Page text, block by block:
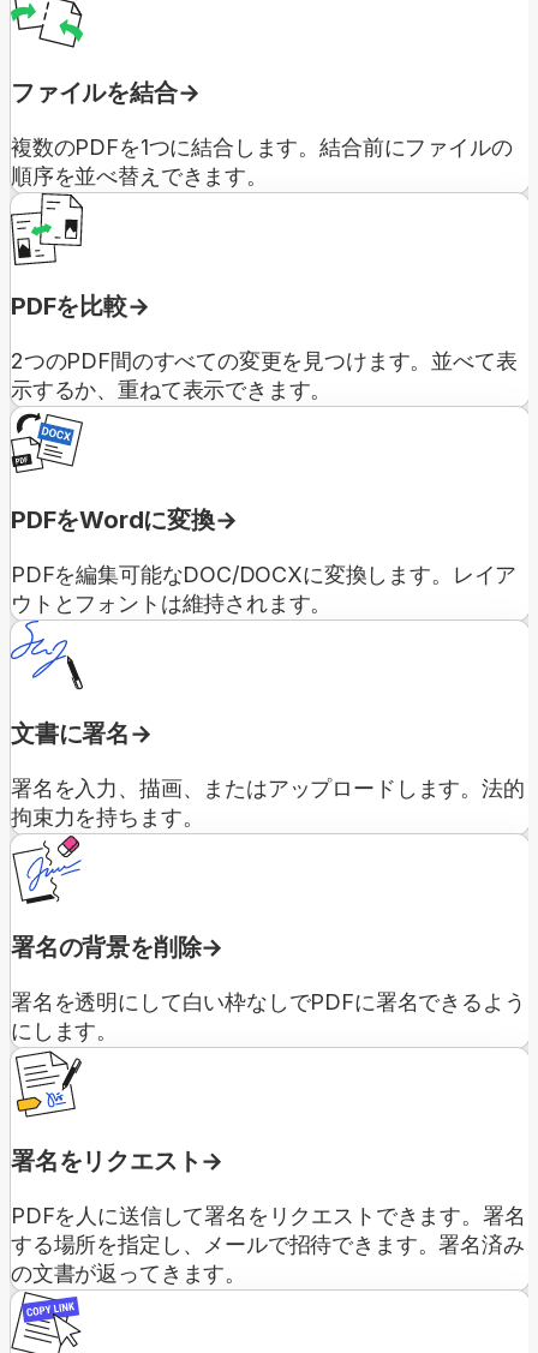
ファイルを結合
複数のPDFを1つに結合します。結合前にファイルの
順序を並べ替えできます。
PDFを比較
2つのPDF間のすべての変更を見つけます。並べて表
示するか、重ねて表示できます。
PDFをWordに変換
PDFを編集可能なDOC/DOCXに変換します。レイア
ウトとフォントは維持されます。
文書に署名
署名を入力、描画、またはアップロードします。法的
拘束力を持ちます。
署名の背景を削除
署名を透明にして白い枠なしでPDFに署名できるよう
にします。
署名をリクエスト
PDFを人に送信して署名をリクエストできます。署名
する場所を指定し、メールで招待できます。署名済み
の文書が返ってきます。